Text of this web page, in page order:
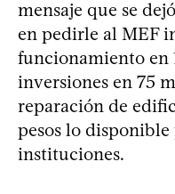
mensaje que se
en pedirle al MEF
funcionamiento en
inversiones en 75
reparación de
pesos lo
instituciones.